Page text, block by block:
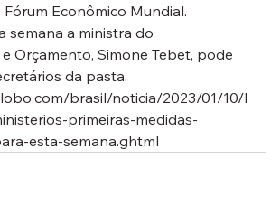
Econômico Mundial.
semana a ministra do
Orçamento, Simone Tebet, pode
da pasta.
brasil/noticia/2023/01/10/l
primeiras-medidas-
esta-semana.ghtml